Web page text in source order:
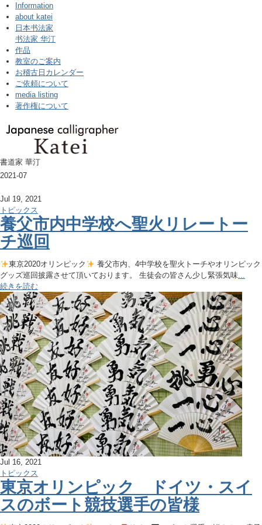
Information
about katei
日本书法家
书法家 华汀
作品
教室のご案内
お稽古日カレンダー
ご依頼について
media listing
著作権について
書道家 華汀
2021-07
Jul 19, 2021
トピックス
養父市内中学校へ聖火リレートー
チ巡回
東京2020オリンピック
養父市内、4中学校を聖火トーチやオリンピック
グッズ巡回披露させて頂いております。 生徒会の皆さん少し緊張気味...
続きを読む
Jul 16, 2021
トピックス
東京オリンピック ドイツ・スイ
スのボート競技選手の皆様